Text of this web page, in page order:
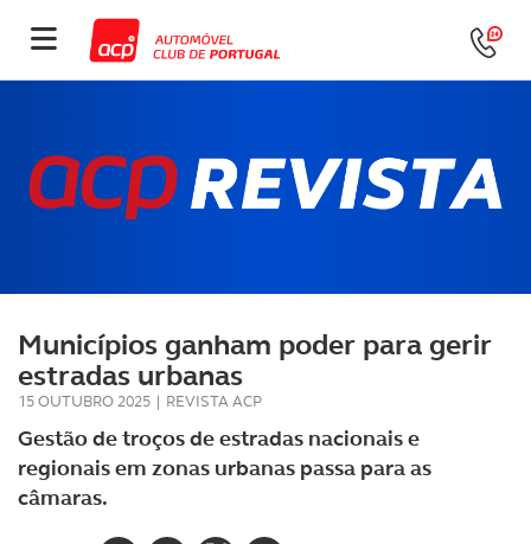
Municípios ganham poder para gerir
estradas urbanas
15 OUTUBRO 2025 | REVISTA ACP
Gestão de troços de estradas nacionais e
regionais em zonas urbanas passa para as
câmaras.